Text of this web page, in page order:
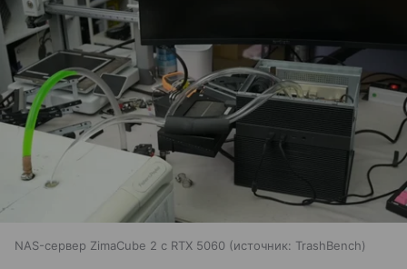
NAS-сервер ZimaCube 2 с RTX 5060 источник: TrashBench